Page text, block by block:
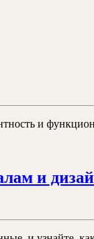
и
и